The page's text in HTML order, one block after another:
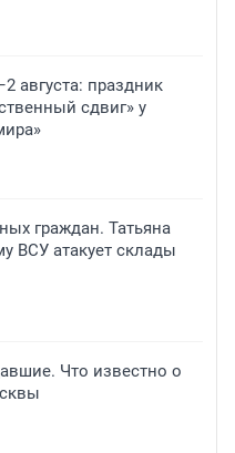
августа: праздник
сдвиг» у
граждан. Татьяна
ВСУ атакует склады
Что известно о